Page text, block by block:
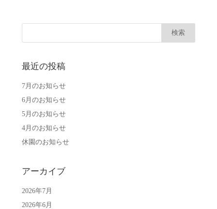
最近の投稿
7月のお知らせ
6月のお知らせ
5月のお知らせ
4月のお知らせ
休園のお知らせ
アーカイブ
2026年7月
2026年6月